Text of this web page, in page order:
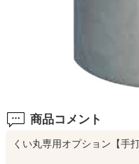
商品コメント
くい丸専用オプション【手